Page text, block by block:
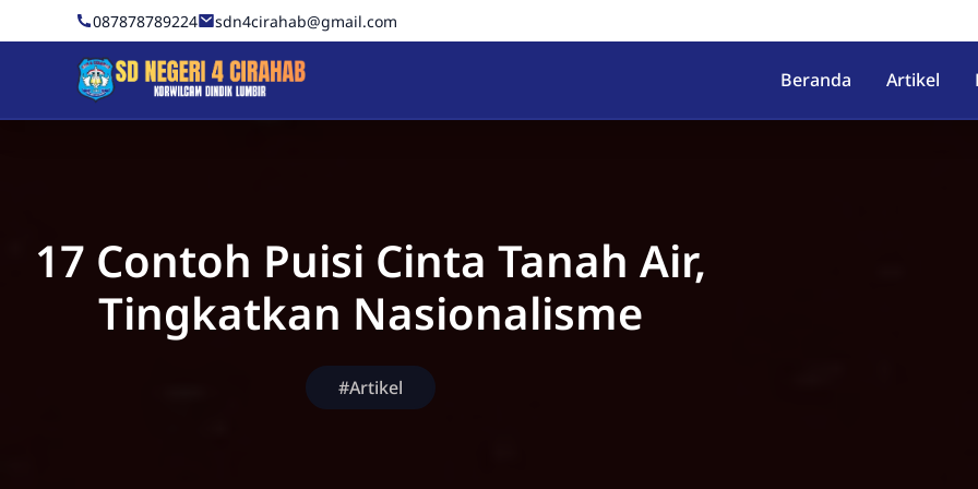
Skip to Content087878789224 sdn4cirahab@gmail.com
Sekolah Dasar Negeri 4 Cirahab, Kec. Lumbir, Kab.
Beranda Artikel
17 Contoh Puisi Cinta Tanah Air,
Tingkatkan Nasionalisme
#Artikel